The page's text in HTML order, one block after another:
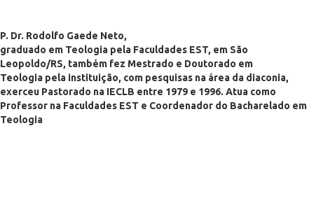
P. Dr. Rodolfo Gaede Neto,
graduado em Teologia pela Faculdades EST, em São
Leopoldo/RS, também fez Mestrado e Doutorado em
Teologia pela instituição, com pesquisas na área da diaconia,
exerceu Pastorado na IECLB entre 1979 e 1996. Atua como
Professor na Faculdades EST e Coordenador do Bacharelado em
Teologia